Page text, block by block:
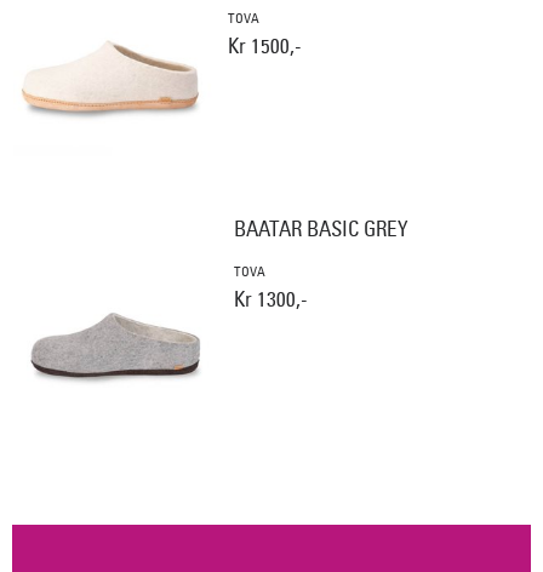
TOVA
Kr 1500,-
BAATAR BASIC GREY
TOVA
Kr 1300,-